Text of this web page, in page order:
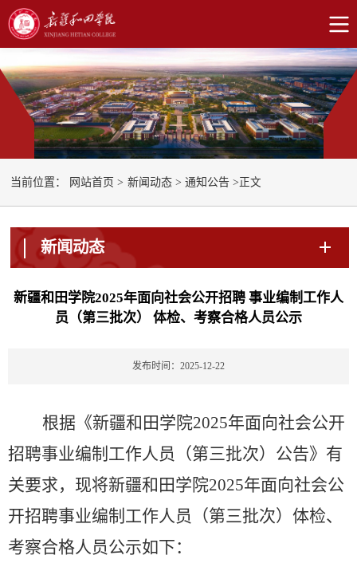
当前位置： 网站首页 > 新闻动态 > 通知公告 >正文
新闻动态
新疆和田学院2025年面向社会公开招聘 事业编制工作人
员（第三批次） 体检、考察合格人员公示
发布时间：2025-12-22
根据《新疆和田学院2025年面向社会公开
招聘事业编制工作人员（第三批次）公告》 有
关要求， 现将新疆和田学院2025年面向社会公
开招聘事业编制工作人员（第三批次）体检、
考察合格人员公示如下：